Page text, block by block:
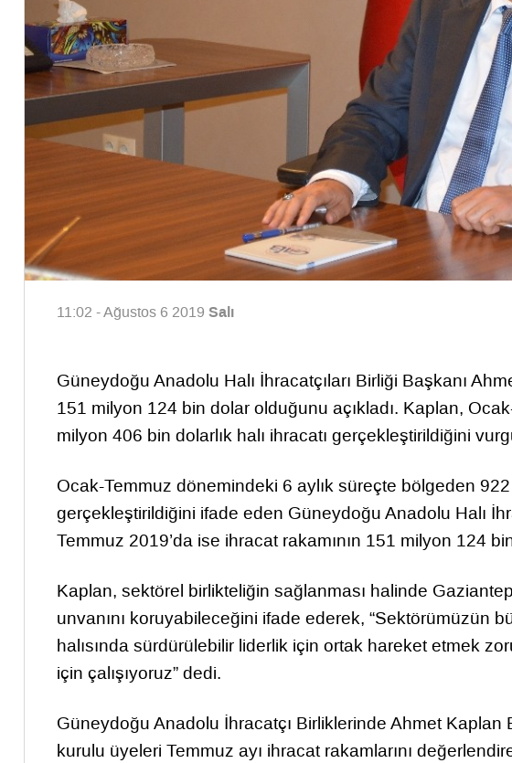
11:02 - Ağustos 6 2019 Salı
Güneydoğu Anadolu Halı İhracatçıları Birliği Başkanı
151 milyon 124 bin dolar olduğunu açıkladı. Kaplan,
milyon 406 bin dolarlık halı ihracatı gerçekleştirildiğini
Ocak-Temmuz dönemindeki 6 aylık süreçte bölgeden 922
gerçekleştirildiğini ifade eden Güneydoğu Anadolu Halı
Temmuz 2019’da ise ihracat rakamının 151 milyon 124
Kaplan, sektörel birlikteliğin sağlanması halinde
unvanını koruyabileceğini ifade ederek, “Sektörümüzün
halısında sürdürülebilir liderlik için ortak hareket etmek
için çalışıyoruz” dedi.
Güneydoğu Anadolu İhracatçı Birliklerinde Ahmet Kaplan
kurulu üyeleri Temmuz ayı ihracat rakamlarını